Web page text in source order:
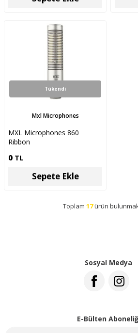
Tükendi
Mxl Microphones
MXL Microphones 860
Ribbon
0 TL
Sepete Ekle
Toplam 17ürün
Sosyal Medya
E-Bülten